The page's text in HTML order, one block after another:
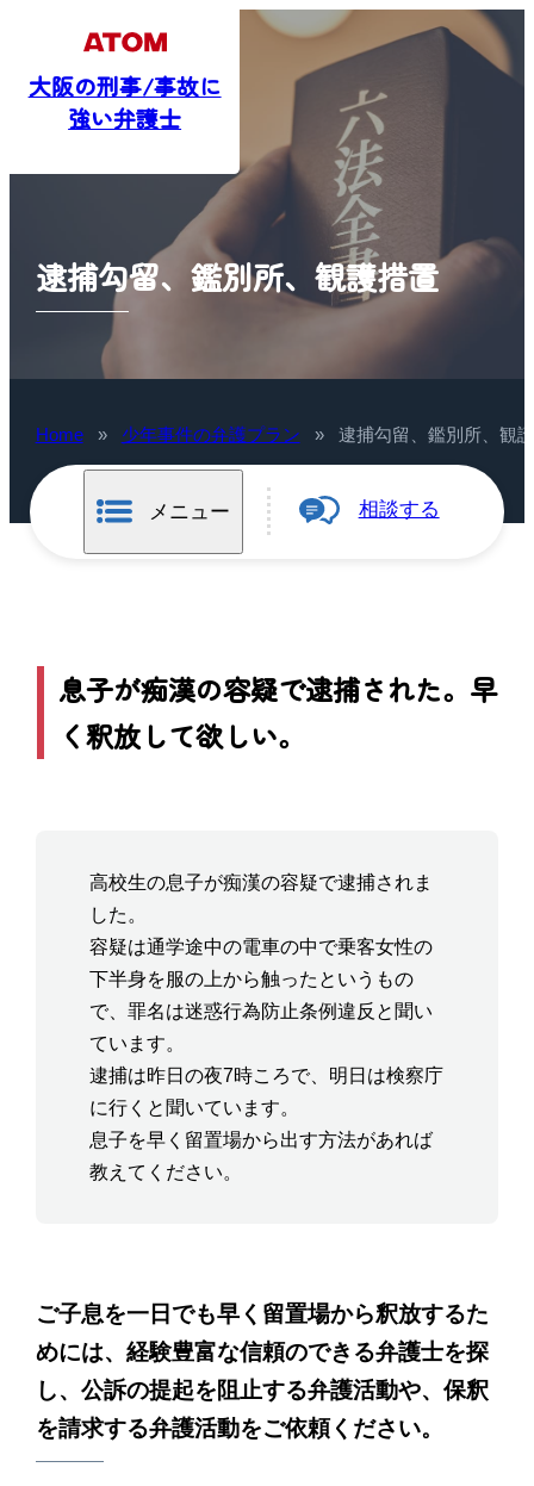
大阪の刑事/事故に
逮捕勾留、鑑別所、観護措置
Home » 少年事件の弁護プラン » 逮捕勾留、鑑別所、観
メニュー 相談する
息子が痴漢の容疑で逮捕された。早
く釈放して欲しい。
高校生の息子が痴漢の容疑で逮捕されま
した。
容疑は通学途中の電車の中で乗客女性の
下半身を服の上から触ったというもの
で、罪名は迷惑行為防止条例違反と聞い
ています。
逮捕は昨日の夜7時ころで、明日は検察庁
に行くと聞いています。
息子を早く留置場から出す方法があれば
教えてください。
ご子息を一日でも早く留置場から釈放するた
めには、経験豊富な信頼のできる弁護士を探
し、公訴の提起を阻止する弁護活動や、保釈
を請求する弁護活動をご依頼ください。